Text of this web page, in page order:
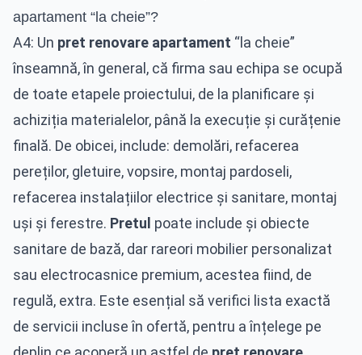
apartament “la cheie”?
A4: Un pret renovare apartament “la cheie”
înseamnă, în general, că firma sau echipa se ocupă
de toate etapele proiectului, de la planificare și
achiziția materialelor, până la execuție și curățenie
finală. De obicei, include: demolări, refacerea
pereților, gletuire, vopsire, montaj pardoseli,
refacerea instalațiilor electrice și sanitare, montaj
uși și ferestre. Pretul poate include și obiecte
sanitare de bază, dar rareori mobilier personalizat
sau electrocasnice premium, acestea fiind, de
regulă, extra. Este esențial să verifici lista exactă
de servicii incluse în ofertă, pentru a înțelege pe